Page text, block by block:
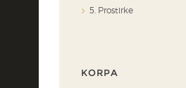
5. Prostirke
KORPA